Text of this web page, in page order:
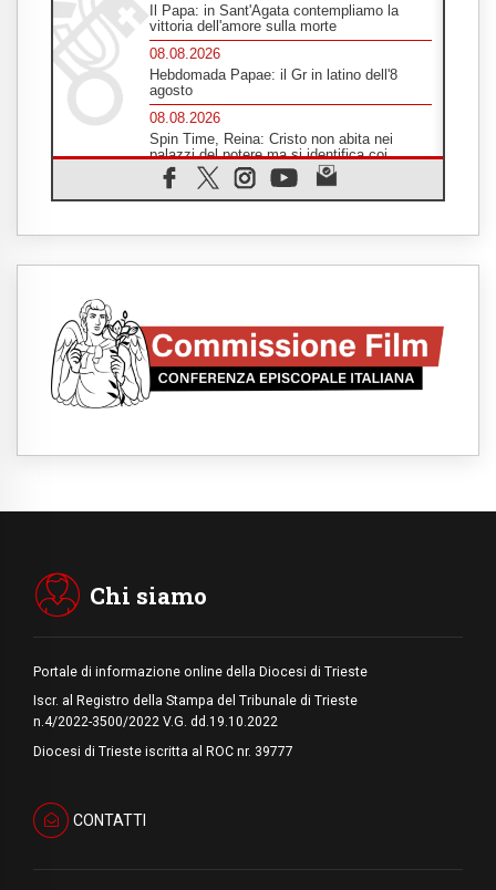
Il Papa: in Sant'Agata contempliamo la
vittoria dell'amore sulla morte
08.08.2026
Hebdomada Papae: il Gr in latino dell'8
agosto
08.08.2026
Spin Time, Reina: Cristo non abita nei
palazzi del potere ma si identifica coi
senzatetto
08.08.2026
del Vangelo
08.08.2026
08.08.2026
Marcinelle, 70 anni dopo istituita la Giornata
europea per le vittime sul lavoro
Medio Oriente
d'Arte delle Università cattoliche
Chi siamo
Portale di informazione online della Diocesi di Trieste
Iscr. al Registro della Stampa del Tribunale di Trieste
n.4/2022-3500/2022 V.G. dd.19.10.2022
Diocesi di Trieste iscritta al ROC nr. 39777
CONTATTI